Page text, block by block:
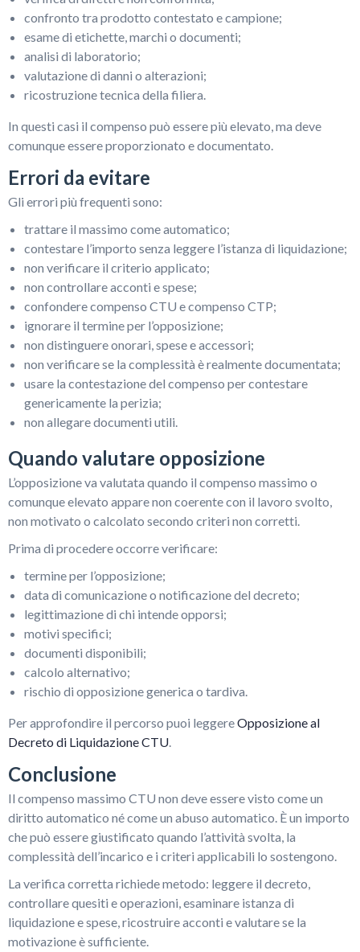
confronto tra prodotto contestato e campione;
esame di etichette, marchi o documenti;
analisi di laboratorio;
valutazione di danni o alterazioni;
ricostruzione tecnica della filiera.
In questi casi il compenso può essere più elevato, ma deve
comunque essere proporzionato e documentato.
Errori da evitare
Gli errori più frequenti sono:
trattare il massimo come automatico;
contestare l’importo senza leggere l’istanza di liquidazione;
non verificare il criterio applicato;
non controllare acconti e spese;
confondere compenso CTU e compenso CTP;
ignorare il termine per l’opposizione;
non distinguere onorari, spese e accessori;
non verificare se la complessità è realmente documentata;
usare la contestazione del compenso per contestare
genericamente la perizia;
non allegare documenti utili.
Quando valutare opposizione
L’opposizione va valutata quando il compenso massimo o
comunque elevato appare non coerente con il lavoro svolto,
non motivato o calcolato secondo criteri non corretti.
Prima di procedere occorre verificare:
termine per l’opposizione;
data di comunicazione o notificazione del decreto;
legittimazione di chi intende opporsi;
motivi specifici;
documenti disponibili;
calcolo alternativo;
rischio di opposizione generica o tardiva.
Per approfondire il percorso puoi leggereOpposizione al
Decreto di Liquidazione CTU
Conclusione
Il compenso massimo CTU non deve essere visto come un
diritto automatico né come un abuso automatico. È un importo
che può essere giustificato quando l’attività svolta, la
complessità dell’incarico e i criteri applicabili lo sostengono.
La verifica corretta richiede metodo: leggere il decreto,
controllare quesiti e operazioni, esaminare istanza di
liquidazione e spese, ricostruire acconti e valutare se la
motivazione è sufficiente.